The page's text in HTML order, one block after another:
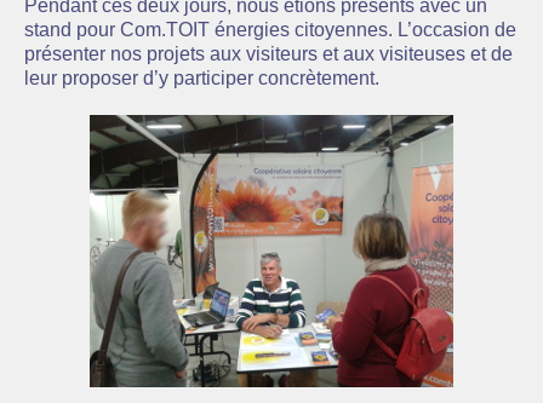
Pendant ces deux jours, nous étions présents avec un
stand pour Com.TOIT énergies citoyennes. L’occasion de
présenter nos projets aux visiteurs et aux visiteuses et de
leur proposer d’y participer concrètement.